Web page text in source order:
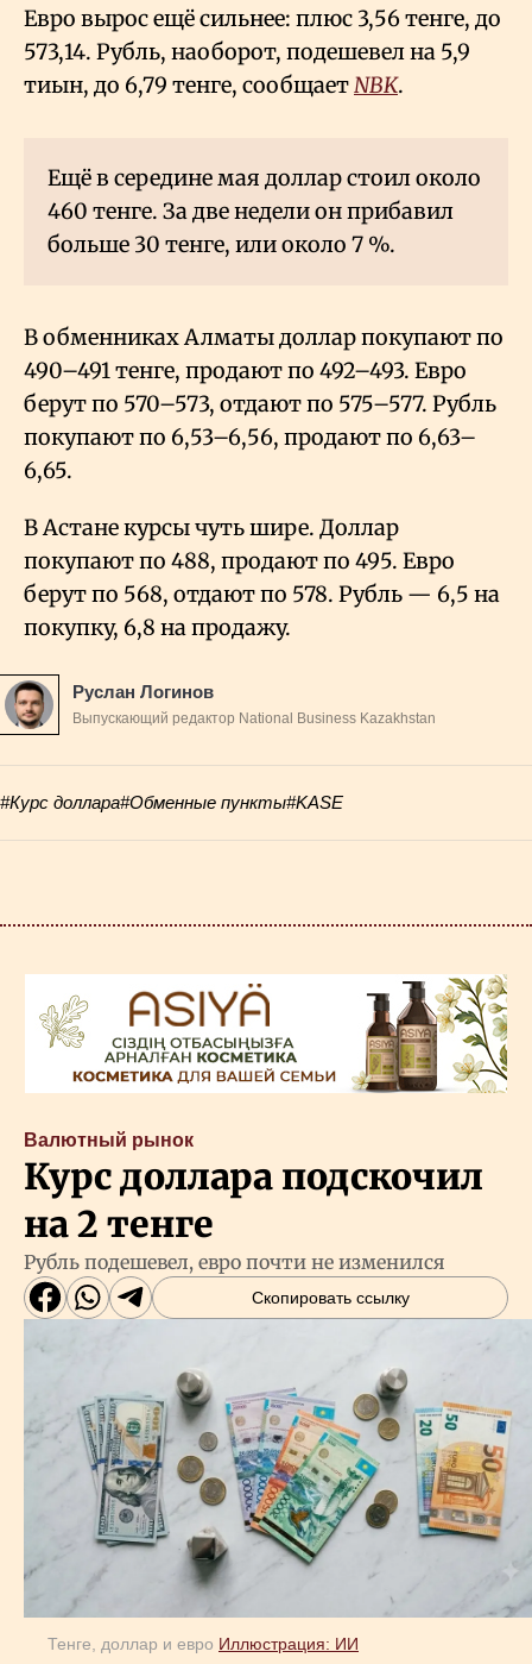
О нас
Все новости
Евро вырос ещё сильнее: плюс 3,56 тенге, до
573,14. Рубль, наоборот, подешевел на 5,9
тиын, до 6,79 тенге, сообщаетNBK.
Ещё в середине мая доллар стоил около
460 тенге. За две недели он прибавил
больше 30 тенге, или около 7 %.
В обменниках Алматы доллар покупают по
490–491 тенге, продают по 492–493. Евро
берут по 570–573, отдают по 575–577. Рубль
покупают по 6,53–6,56, продают по 6,63–
6,65.
В Астане курсы чуть шире. Доллар
покупают по 488, продают по 495. Евро
берут по 568, отдают по 578. Рубль — 6,5 на
покупку, 6,8 на продажу.
Руслан Логинов
Выпускающий редактор National Business Kazakhstan
#Курс доллара#Обменные пункты#KASE
Валютный рынок
Курс доллара подскочил
на 2 тенге
Рубль подешевел, евро почти не изменился
Скопировать ссылку
Тенге, доллар и евро Иллюстрация: ИИ